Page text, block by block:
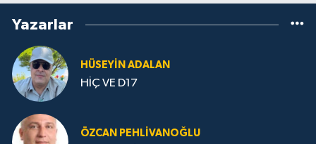
Yazarlar
HÜSEYIN ADALAN
HİÇ VE D17
ÖZCAN PEHLIVANOĞLU